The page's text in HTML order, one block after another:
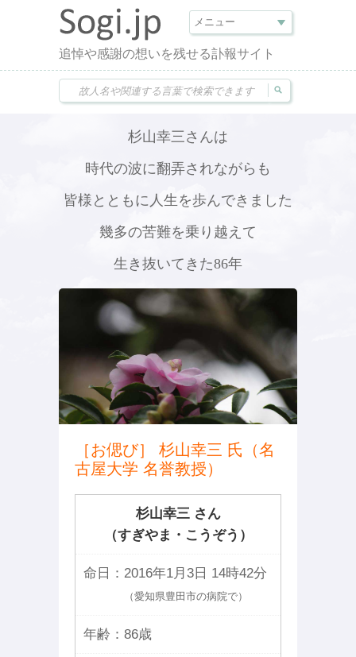
追悼や感謝の想いを残せる訃報サイト
杉山幸三さんは
時代の波に翻弄されながらも
皆様とともに人生を歩んできました
幾多の苦難を乗り越えて
生き抜いてきた86年
［お偲び］ 杉山幸三 氏（名
古屋大学 名誉教授）
杉山幸三 さん
（すぎやま・こうぞう）
命日： 2016年1月3日 14時42分
（愛知県豊田市の病院で）
年齢： 86歳